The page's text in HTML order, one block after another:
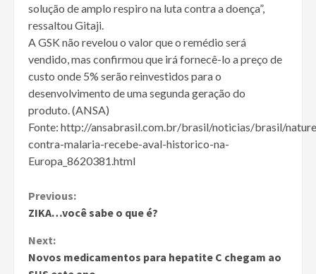
solução de amplo respiro na luta contra a doença”,
ressaltou Gitaji.
A GSK não revelou o valor que o remédio será
vendido, mas confirmou que irá fornecê-lo a preço de
custo onde 5% serão reinvestidos para o
desenvolvimento de uma segunda geração do
produto. (ANSA)
Fonte: http://ansabrasil.com.br/brasil/noticias/brasil/
contra-malaria-recebe-aval-historico-na-
Europa_8620381.html
Continue
Previous:
ZIKA…você sabe o que é?
Next:
Novos medicamentos para hepatite C chegam ao